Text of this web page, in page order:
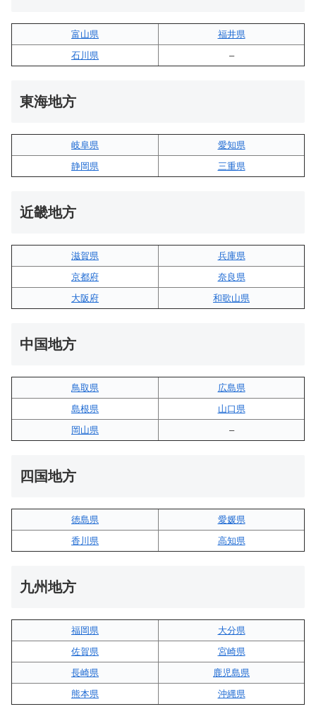
富山県
福井県
石川県
–
東海地方
岐阜県
愛知県
静岡県
三重県
近畿地方
滋賀県
兵庫県
京都府
奈良県
大阪府
和歌山県
中国地方
鳥取県
広島県
島根県
山口県
岡山県
–
四国地方
徳島県
愛媛県
香川県
高知県
九州地方
福岡県
大分県
佐賀県
宮崎県
長崎県
鹿児島県
熊本県
沖縄県